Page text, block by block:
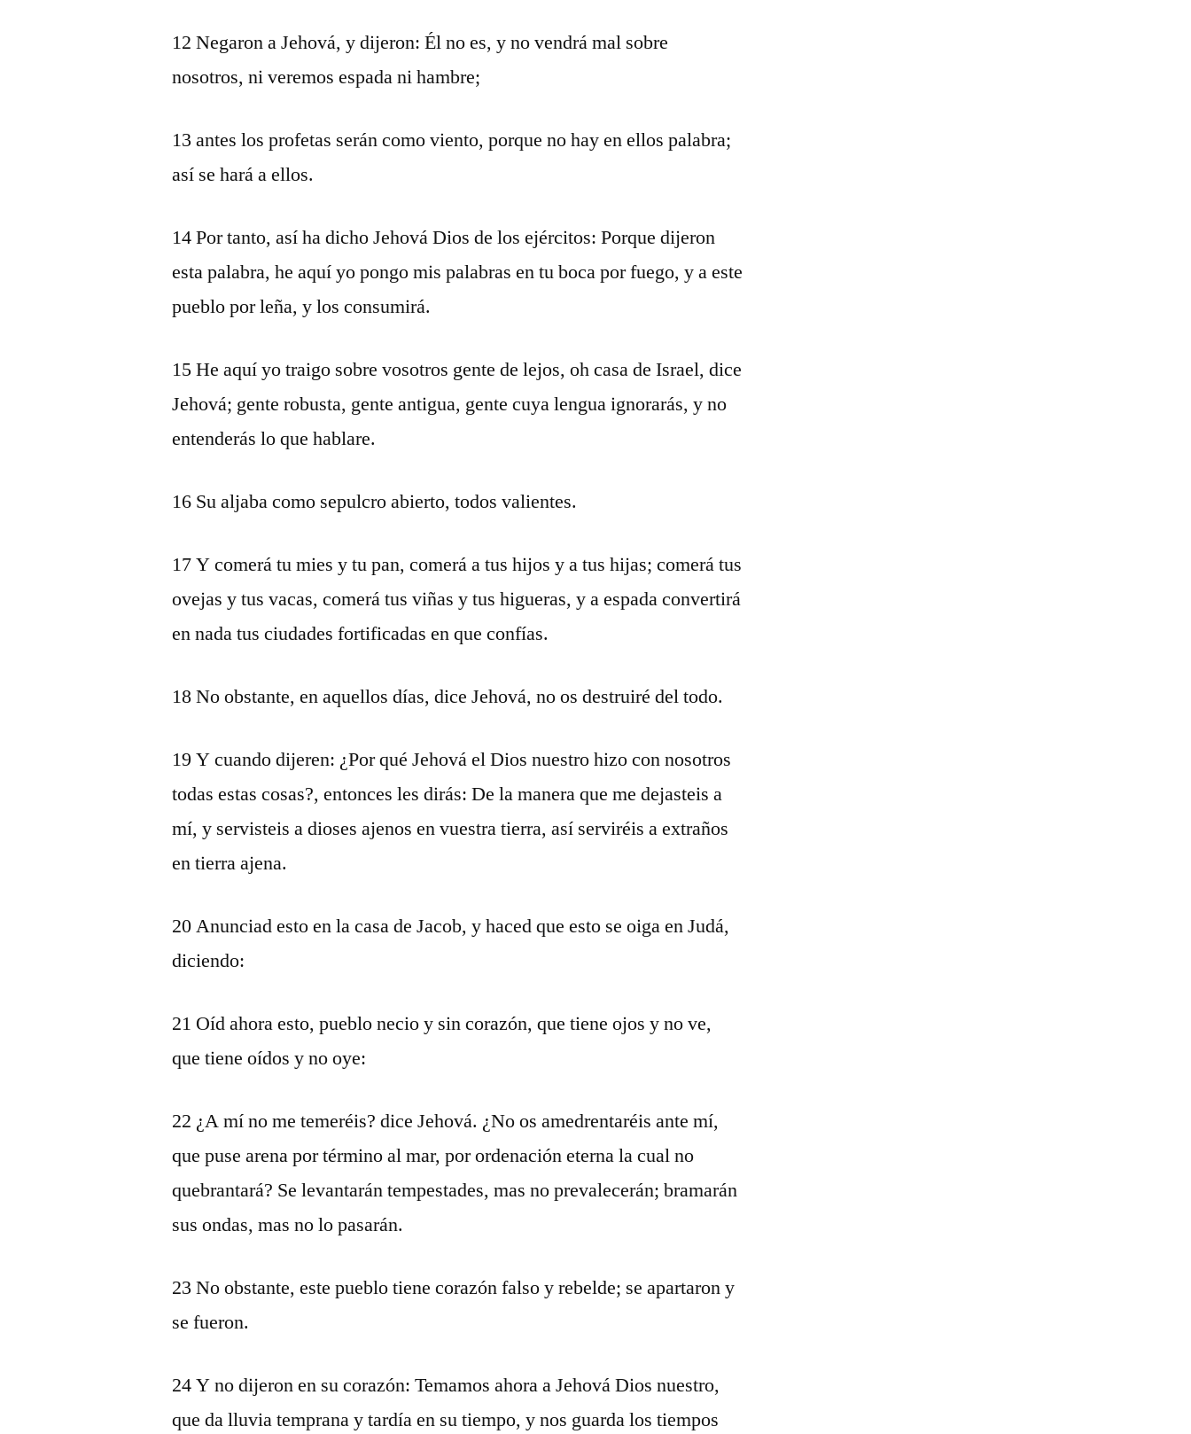
12 Negaron a Jehová, y dijeron: Él no es, y no vendrá mal sobre
nosotros, ni veremos espada ni hambre;
13 antes los profetas serán como viento, porque no hay en ellos palabra;
así se hará a ellos.
14 Por tanto, así ha dicho Jehová Dios de los ejércitos: Porque dijeron
esta palabra, he aquí yo pongo mis palabras en tu boca por fuego, y a este
pueblo por leña, y los consumirá.
15 He aquí yo traigo sobre vosotros gente de lejos, oh casa de Israel, dice
Jehová; gente robusta, gente antigua, gente cuya lengua ignorarás, y no
entenderás lo que hablare.
16 Su aljaba como sepulcro abierto, todos valientes.
17 Y comerá tu mies y tu pan, comerá a tus hijos y a tus hijas; comerá tus
ovejas y tus vacas, comerá tus viñas y tus higueras, y a espada convertirá
en nada tus ciudades fortificadas en que confías.
18 No obstante, en aquellos días, dice Jehová, no os destruiré del todo.
19 Y cuando dijeren: ¿Por qué Jehová el Dios nuestro hizo con nosotros
todas estas cosas?, entonces les dirás: De la manera que me dejasteis a
mí, y servisteis a dioses ajenos en vuestra tierra, así serviréis a extraños
en tierra ajena.
20 Anunciad esto en la casa de Jacob, y haced que esto se oiga en Judá,
diciendo:
21 Oíd ahora esto, pueblo necio y sin corazón, que tiene ojos y no ve,
que tiene oídos y no oye:
22 ¿A mí no me temeréis? dice Jehová. ¿No os amedrentaréis ante mí,
que puse arena por término al mar, por ordenación eterna la cual no
quebrantará? Se levantarán tempestades, mas no prevalecerán; bramarán
sus ondas, mas no lo pasarán.
23 No obstante, este pueblo tiene corazón falso y rebelde; se apartaron y
se fueron.
24 Y no dijeron en su corazón: Temamos ahora a Jehová Dios nuestro,
que da lluvia temprana y tardía en su tiempo, y nos guarda los tiempos